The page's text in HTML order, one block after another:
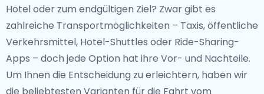
Hotel oder zum endgültigen Ziel? Zwar gibt es
zahlreiche Transportmöglichkeiten – Taxis, öffentliche
Verkehrsmittel, Hotel-Shuttles oder Ride-Sharing-
Apps – doch jede Option hat ihre Vor- und Nachteile.
Um Ihnen die Entscheidung zu erleichtern, haben wir